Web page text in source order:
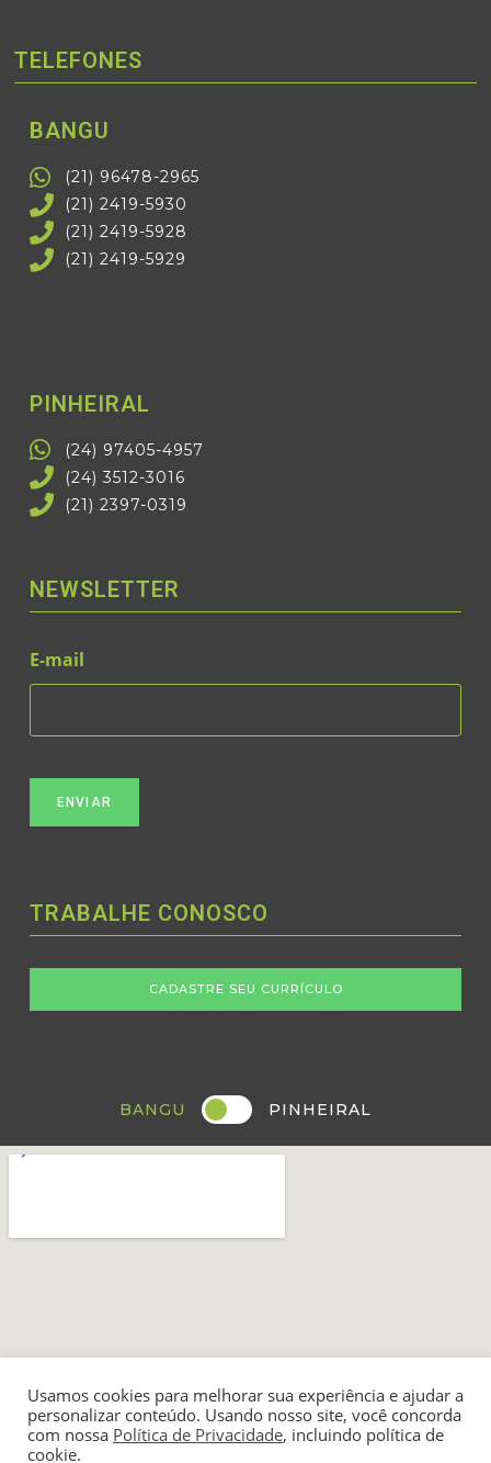
TELEFONES
BANGU
(21) 96478-2965
(21) 2419-5930
(21) 2419-5928
(21) 2419-5929
PINHEIRAL
(24) 97405-4957
(24) 3512-3016
(21) 2397-0319
NEWSLETTER
E-mail
TRABALHE CONOSCO
CADASTRE SEU CURRÍCULO
BANGU PINHEIRAL
Usamos cookies para melhorar sua experiência e ajudar a
personalizar conteúdo. Usando nosso site, você concorda
com nossa Política de Privacidade, incluindo política de
cookie.